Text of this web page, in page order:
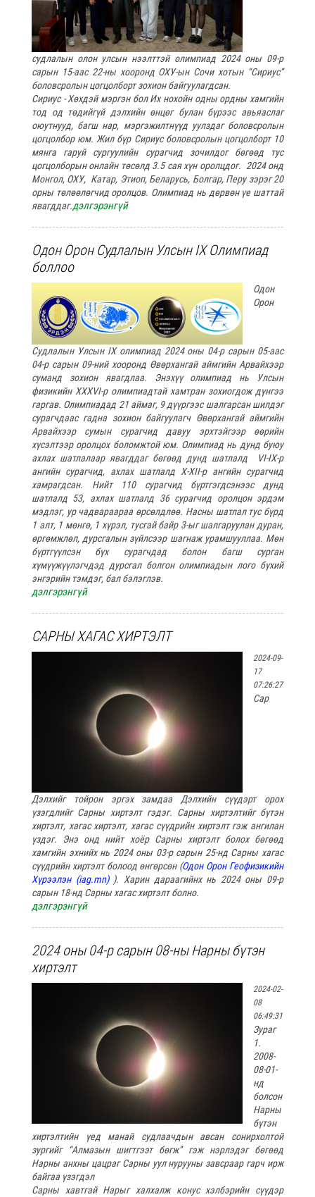
судлалын олон улсын нээлттэй олимпиад 2024 оны 09-р
сарын 15-аас 22-ны хооронд ОХУ-ын Сочи хотын “Сириус”
боловсролын цогцолборт зохион байгуулагдсан.
Сириус - Хөхдэй мэргэн бол Их нохойн одны ордны хамгийн
тод од төдийгүй дэлхийн өнцөг булан бүрээс авьяаслаг
оюутнууд, багш нар, мэргэжилтнүүд уулздаг боловсролын
цогцолбор юм. Жил бүр Сириус боловсролын цогцолборт 10
мянга гаруй сургуулийн сурагчид зочилдог бөгөөд тус
цогцолборын онлайн төсөлд 3.5 сая хүн оролцдог. 2024 онд
Монгол, ОХУ, Катар, Этиоп, Беларусь, Болгар, Перу зэрэг 20
орны төлөөлөгчид оролцов. Олимпиад нь дөрвөн үе шаттай
явагддаг.дэлгэрэнгүй
Одон Орон Судлалын Улсын IX Олимпиад
боллоо
Одон
Орон
Судлалын Улсын IX олимпиад 2024 оны 04-р сарын 05-аас
04-р сарын 09-ний хооронд Өвөрхангай аймгийн Арвайхээр
суманд зохион явагдлаа. Энэхүү олимпиад нь Улсын
физикийн XXXVI-р олимпиадтай хамтран зохиогдож дүнгээ
гаргав. Олимпиадад 21 аймаг, 9 дүүргээс шалгарсан шилдэг
сурагчдаас гадна зохион байгуулагч Өвөрхангай аймгийн
Арвайхээр сумын сурагчид давуу эрхтэйгээр өөрийн
хүсэлтээр оролцох боломжтой юм. Олимпиад нь дунд буюу
ахлах шатлалаар явагддаг бөгөөд дунд шатлалд VI-IX-р
ангийн сурагчид, ахлах шатлалд X-XII-р ангийн сурагчид
хамрагдсан. Нийт 110 сурагчид бүртгэгдсэнээс дунд
шатлалд 53, ахлах шатлалд 36 сурагчид оролцон эрдэм
мэдлэг, ур чадвараараа өрсөлдлөө. Насны шатлал тус бүрд
1 алт, 1 мөнгө, 1 хүрэл, тусгай байр 3-ыг шалгаруулан дуран,
өргөмжлөл, дурсгалын зүйлсээр шагнаж урамшууллаа. Мөн
бүртгүүлсэн бүх сурагчдад болон багш сурган
хүмүүжүүлэгчдэд дурсгал болгон олимпиадын лого бүхий
энгэрийн тэмдэг, бал бэлэглэв.
дэлгэрэнгүй
САРНЫ ХАГАС ХИРТЭЛТ
2024-09-
17
07:26:27
Сар
Дэлхийг тойрон эргэх замдаа Дэлхийн сүүдэрт орох
үзэгдлийг Сарны хиртэлт гэдэг. Сарны хиртэлтийг бүтэн
хиртэлт, хагас хиртэлт, хагас сүүдрийн хиртэлт гэж ангилан
үздэг. Энэ онд нийт хоёр Сарны хиртэлт болох бөгөөд
хамгийн эхнийх нь 2024 оны 03-р сарын 25-нд Сарны хагас
сүүдрийн хиртэлт болоод өнгөрсөн (Одон Орон Геофизикийн
Хүрээлэн (iag.mn)). Харин дараагийнх нь 2024 оны 09-р
сарын 18-нд Сарны хагас хиртэлт болно.
дэлгэрэнгүй
2024 оны 04-р сарын 08-ны Нарны бүтэн
хиртэлт
2024-02-
08
06:49:31
Зураг
1.
2008-
08-01-
нд
болсон
Нарны
бүтэн
хиртэлтийн үед манай судлаачдын авсан сонирхолтой
зургийг “Алмазын шигтгээт бөгж” гэж нэрлэдэг бөгөөд
Нарны анхны цацраг Сарны уул нурууны завсраар гарч ирж
байгаа үзэгдэл
Сарны хавтгай Нарыг халхалж конус хэлбэрийн сүүдэр